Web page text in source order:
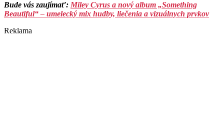
Bude vás zaujímať: Miley Cyrus a nový album „Something
Beautiful“ – umelecký mix hudby, liečenia a vizuálnych prvkov
Reklama